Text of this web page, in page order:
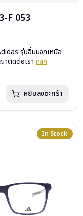
F 053
น
รุ่นอื่นนอกเหนือ
าติดต่อเรา คลิก
หยิบลงตะกร้า
In Stock